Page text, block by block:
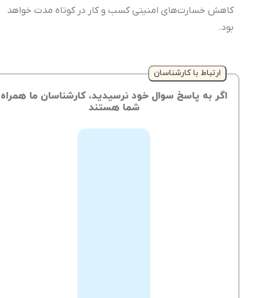
کاهش خسارت‌های امنیتی کسب و کار در کوتاه مدت خواهد
ارتباط با کارشناسان
اگر به پاسخ سوال خود نرسیدید، کارشناسان ما همراه
شما هستند